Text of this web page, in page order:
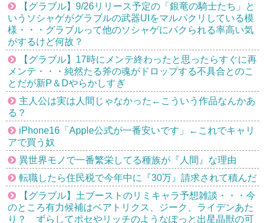
【グラブル】9/26リリース予定の「銀竜の騎士たち」と
いうソシャゲがグラブルの武器UIをマルパクリしている模
様・・・グラブルって他のソシャゲにパクられる率高い気
がするけど何故？
【グラブル】17時にメンテ終わったと思ったらすぐに再
メンテ・・・純然たる斧の魂がドロップする不具合とのこ
とだが新P＆Dやらかしすぎ
主人公は実は人間じゃなかった←こういう作品なんかあ
る？
iPhone16「Apple公式が一番安いです」←これでキャリ
アで買う奴
異世界モノで一番繁栄してる種族が『人間』な理由
転職したら住民税で今年中に『30万』請求されて積んだ
【グラブル】土ブーストのリミキャラ予想雑談・・・今
のところ有力候補はベアトリクス、ジーク、ライデンあた
り？ ずらしてポセやリッチのようなぽっと出星晶獣の可